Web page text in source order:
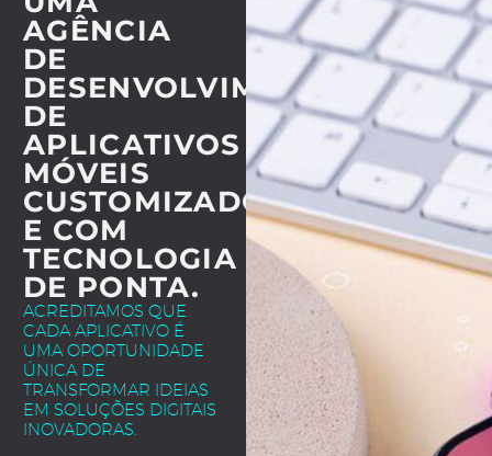
AGÊNCIA
DE
DESENVOLVIMENTO
DE
APLICATIVOS
MÓVEIS
CUSTOMIZADOS
E COM
TECNOLOGIA
DE PONTA.
ACREDITAMOS QUE
CADA APLICATIVO É
UMA OPORTUNIDADE
ÚNICA DE
TRANSFORMAR IDEIAS
EM SOLUÇÕES DIGITAIS
INOVADORAS.